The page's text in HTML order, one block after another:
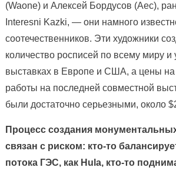
(Waone) и Алексей Бордусов (Aec),
Interesni Kazki, — они намного
соотечественников. Эти художники
количество росписей по всему миру и
выставках в Европе и США, а цены на
работы на последней совместной
были достаточно серьезными, около
Процесс создания
связан с риском: кто-то
потока ГЭС, как Hula, кто-то